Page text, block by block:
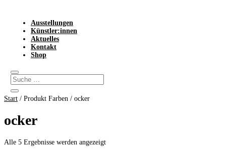
Ausstellungen
Künstler:innen
Aktuelles
Kontakt
Shop
Start / Produkt Farben / ocker
ocker
Alle 5 Ergebnisse werden angezeigt